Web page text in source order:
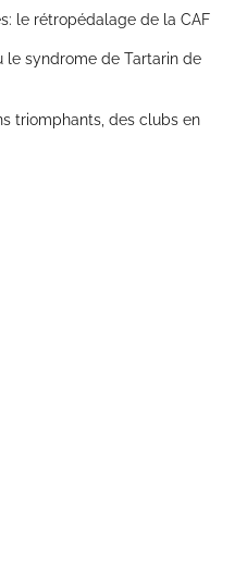
le rétropédalage de la CAF
le syndrome de Tartarin de
triomphants, des clubs en